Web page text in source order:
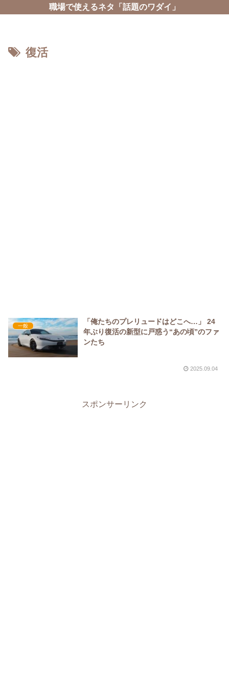
職場で使えるネタ「話題のワダイ」
復活
一般
「俺たちのプレリュードはどこへ…」 24
年ぶり復活の新型に戸惑う“あの頃”のファ
ンたち
2025.09.04
スポンサーリンク